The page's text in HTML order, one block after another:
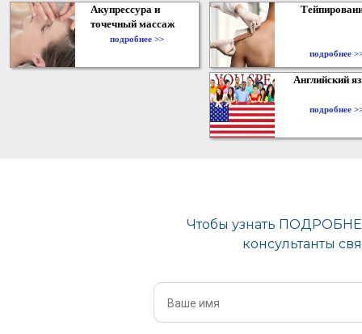
Акупрессура и
точечный массаж
подробнее >>
подробнее
Английский
подробнее